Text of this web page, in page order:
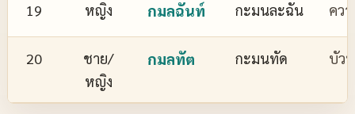
19 หญิง กมลฉันท์ กะมนละฉัน คว
20
ชาย/
หญิง
กมลทัต กะมนทัด บัว